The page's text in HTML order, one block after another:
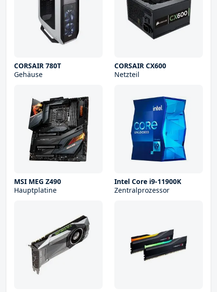
CORSAIR 780T
Gehäuse
CORSAIR CX600
Netzteil
MSI MEG Z490
Hauptplatine
Intel Core i9-11900K
Zentralprozessor